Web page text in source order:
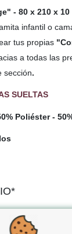
- 80 x 210 x 10
infantil o
tus propias
a todas las
sección.
SUELTAS
Poliéster -
superiores a